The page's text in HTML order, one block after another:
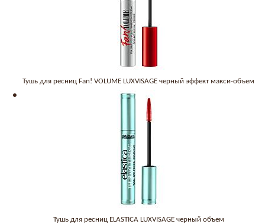
Тушь для ресниц Fan! VOLUME LUXVISAGE черный эффект макси-объем
Тушь для ресниц ELASTICA LUXVISAGE черный объем